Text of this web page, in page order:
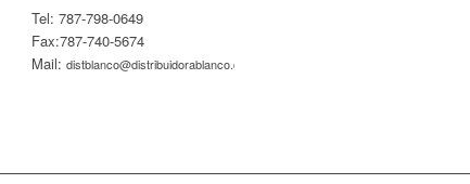
Tel: 787-798-0649
Fax:787-740-5674
Mail:distblanco@distribuidorablanco.com